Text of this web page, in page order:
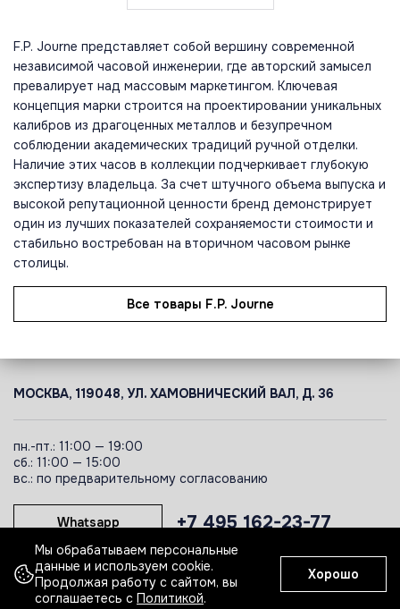
F.P. Journe представляет собой вершину современной
независимой часовой инженерии, где авторский замысел
превалирует над массовым маркетингом. Ключевая
концепция марки строится на проектировании уникальных
калибров из драгоценных металлов и безупречном
соблюдении академических традиций ручной отделки.
Наличие этих часов в коллекции подчеркивает глубокую
экспертизу владельца. За счет штучного объема выпуска и
высокой репутационной ценности бренд демонстрирует
один из лучших показателей сохраняемости стоимости и
стабильно востребован на вторичном часовом рынке
столицы.
Все товары F.P. Journe
МОСКВА, 119048, УЛ. ХАМОВНИЧЕСКИЙ ВАЛ, Д. 36
пн.-пт.: 11:00 — 19:00
сб.: 11:00 — 15:00
вс.: по предварительному согласованию
+7 495 162-23-77
Whatsapp
Telegram
Мы обрабатываем персональные
данные и используем cookie.
Продолжая работу с сайтом, вы
соглашаетесь с Политикой.
Хорошо